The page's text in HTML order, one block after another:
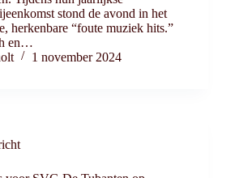
stond de avond in het
herkenbare “foute muziek hits.”
en…
1 november 2024